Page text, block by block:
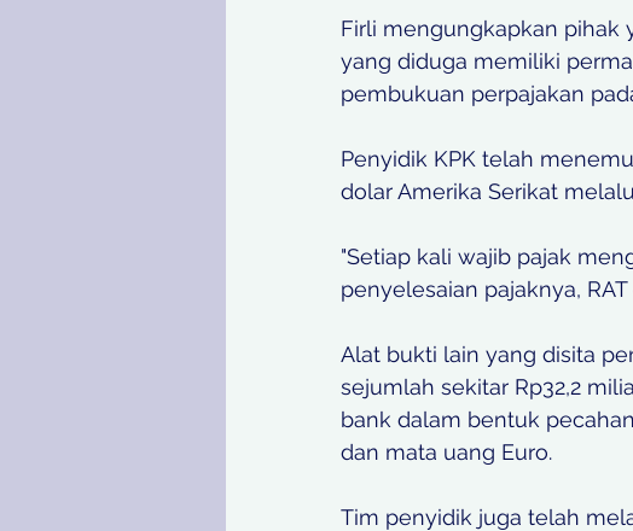
Firli mengungkapkan pihak
yang diduga memiliki
pembukuan perpajakan
Penyidik KPK telah
dolar Amerika Serikat
"Setiap kali wajib pajak
penyelesaian pajaknya,
Alat bukti lain yang disita
sejumlah sekitar Rp32,2
bank dalam bentuk
dan mata uang Euro.
Tim penyidik juga telah